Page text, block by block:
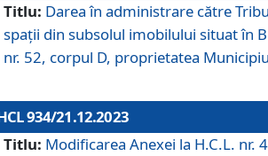
Titlu: Darea în administrare către
spații din subsolul imobilului situat în
nr. 52, corpul D, proprietatea
934/21.12.2023
Titlu: Modificarea Anexei la H.C.L. nr.